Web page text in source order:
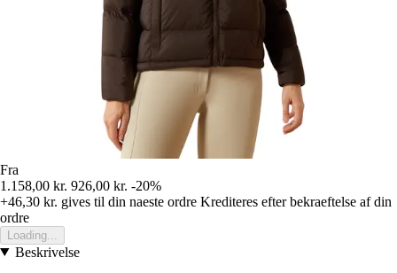
Fra
1.158,00 kr. 926,00 kr. -20%
+46,30 kr. gives til din naeste ordre Krediteres efter bekraeftelse af din
ordre
Loading...
Beskrivelse